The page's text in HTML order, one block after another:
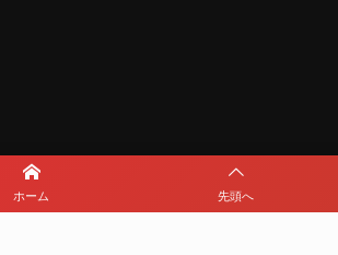
ホーム 先頭へ